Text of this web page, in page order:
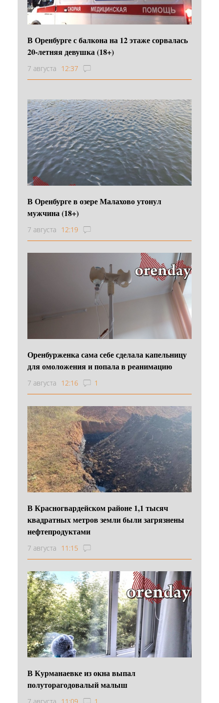
В Оренбурге с балкона на 12 этаже сорвалась
20-летняя девушка (18+)
7 августа 12:37
В Оренбурге в озере Малахово утонул
мужчина (18+)
7 августа 12:19
Оренбурженка сама себе сделала капельницу
для омоложения и попала в реанимацию
7 августа 12:16 1
В Красногвардейском районе 1,1 тысяч
квадратных метров земли были загрязнены
нефтепродуктами
7 августа 11:15
В Курманаевке из окна выпал
полуторагодовалый малыш